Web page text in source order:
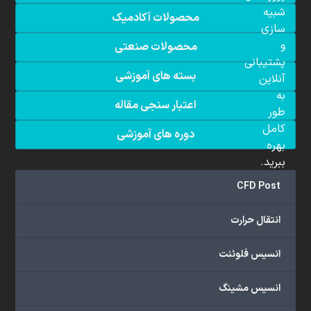
محصولات آکادمیک
محصولات صنعتی
بسته های آموزشی
اعتبار سنجی مقاله
دوره های آموزشی
CFD Post
انتقال حرارت
انسیس فلوئنت
انسیس مشینگ
شبیه
سازی
و
پشتیبانی
آنلاین
به
طور
کامل
بهره
ببرید.
د
ت
س